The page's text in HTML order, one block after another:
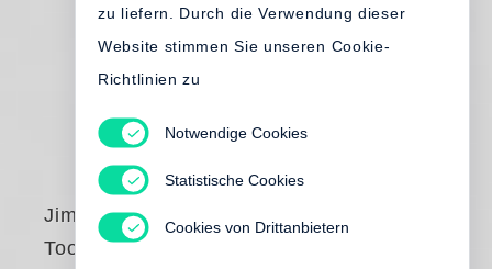
Jim Dine
Tools
zu liefern. Durch die Verwendung dieser
Website stimmen Sie unseren Cookie-
Richtlinien zu
Notwendige Cookies
Statistische Cookies
Cookies von Drittanbietern